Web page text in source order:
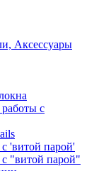
Аксессуары
с
'витой парой'
"витой парой"